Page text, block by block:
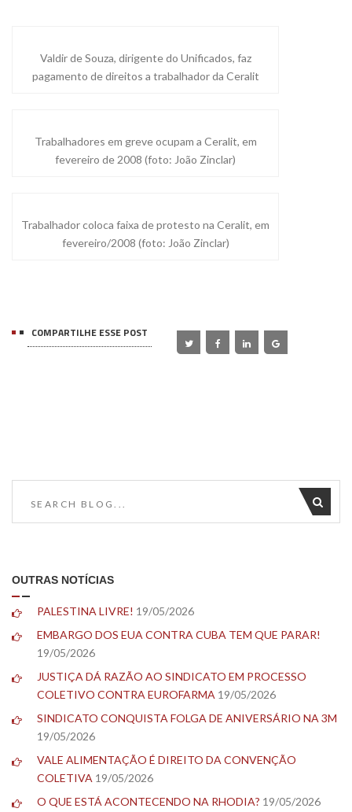
Valdir de Souza, dirigente do Unificados, faz
pagamento de direitos a trabalhador da Ceralit
Trabalhadores em greve ocupam a Ceralit, em
fevereiro de 2008 (foto: João Zinclar)
Trabalhador coloca faixa de protesto na Ceralit, em
fevereiro/2008 (foto: João Zinclar)
COMPARTILHE ESSE POST
OUTRAS NOTÍCIAS
PALESTINA LIVRE! 19/05/2026
EMBARGO DOS EUA CONTRA CUBA TEM QUE PARAR!
19/05/2026
JUSTIÇA DÁ RAZÃO AO SINDICATO EM PROCESSO
COLETIVO CONTRA EUROFARMA 19/05/2026
SINDICATO CONQUISTA FOLGA DE ANIVERSÁRIO NA 3M
19/05/2026
VALE ALIMENTAÇÃO É DIREITO DA CONVENÇÃO
COLETIVA 19/05/2026
O QUE ESTÁ ACONTECENDO NA RHODIA? 19/05/2026